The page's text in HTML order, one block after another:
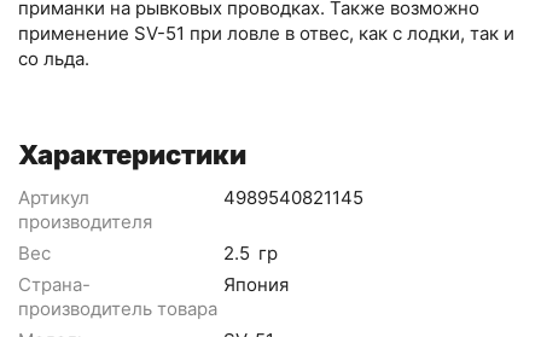
приманки на рывковых проводках. Также возможно
применение SV-51 при ловле в отвес, как с лодки, так и
со льда.
Характеристики
Артикул
производителя
4989540821145
Вес 2.5 гр
Страна-
производитель товара
Япония